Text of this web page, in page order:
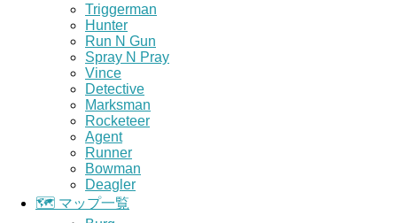
Triggerman
Hunter
Run N Gun
Spray N Pray
Vince
Detective
Marksman
Rocketeer
Agent
Runner
Bowman
Deagler
🗺️ マップ一覧